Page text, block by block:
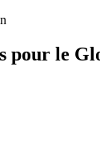
pour le